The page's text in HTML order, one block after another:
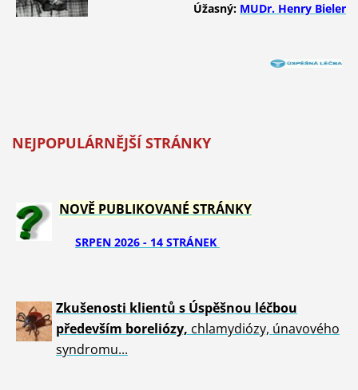
Úžasný: MUDr. Henry Bieler
NEJPOPULÁRNĚJŠÍ STRÁNKY
NOVĚ PUBLIKOVANÉ STRÁNKY
SRPEN 2026 - 14 STRÁNEK
Zkušenosti klientů s Úspěšnou léčbou
především boreliózy, chlamydiózy, únavového
syndromu...